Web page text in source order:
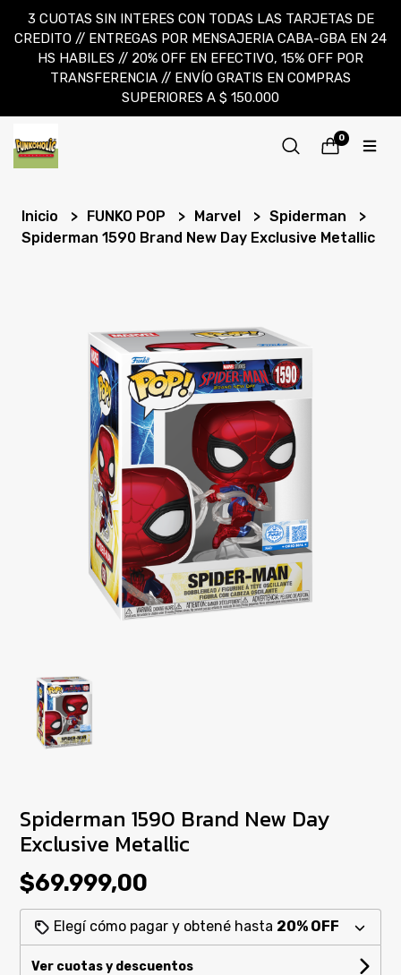
3 CUOTAS SIN INTERES CON TODAS LAS TARJETAS DE
CREDITO // ENTREGAS POR MENSAJERIA CABA-GBA EN 24
HS HABILES // 20% OFF EN EFECTIVO, 15% OFF POR
TRANSFERENCIA // ENVÍO GRATIS EN COMPRAS
SUPERIORES A $ 150.000
0
Inicio FUNKO POP Marvel
Spiderman
Spiderman 1590 Brand New Day Exclusive Metallic
Spiderman 1590 Brand New Day
Exclusive Metallic
$69.999,00
Elegí cómo pagar y obtené hasta 20% OFF
Ver cuotas y descuentos